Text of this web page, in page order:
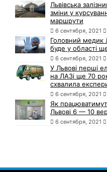
Львівська
зміни у
маршрути
6 сентября, 2021
Головний медик
буде у області
6 сентября, 2021
У Львові перші
на ЛАЗі ще 70
схвалила
6 сентября, 2021
Як
Львові 6 — 10
6 сентября, 2021